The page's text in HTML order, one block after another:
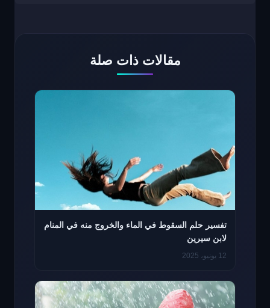
مقالات ذات صلة
تفسير حلم السقوط في الماء والخروج منه في المنام
لابن سيرين
12 يونيو، 2025